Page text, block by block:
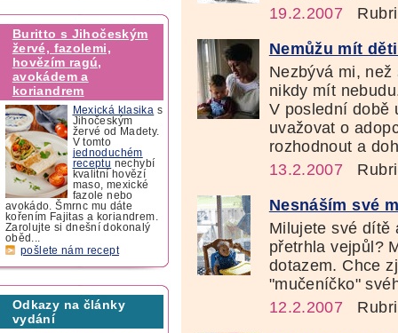
Buritto s Jihočeským
žervé, fazolemi,
hovězím ragú,
avokádem a
koriandrem
Mexická klasika s
Jihočeským
žervé od Madety.
V tomto
jednoduchém
receptu nechybí
kvalitní hovězí
maso, mexické
fazole nebo
avokádo. Šmrnc mu dáte
kořením Fajitas a koriandrem.
Zarolujte si dnešní dokonalý
oběd...
pošlete nám recept
Odkazy na články
vydání
19.2.2007
Nemůžu mít
Nezbývá mi,
nikdy mít
V poslední době
uvažovat o
rozhodnout a
13.2.2007
Nesnáším své
Milujete své dítě
přetrhla vejpůl?
dotazem. Chce
"mučeníčko"
12.2.2007